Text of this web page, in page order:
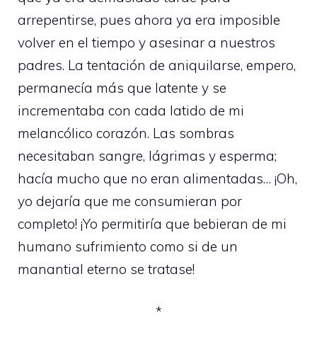
arrepentirse, pues ahora ya era imposible
volver en el tiempo y asesinar a nuestros
padres. La tentación de aniquilarse, empero,
permanecía más que latente y se
incrementaba con cada latido de mi
melancólico corazón. Las sombras
necesitaban sangre, lágrimas y esperma;
hacía mucho que no eran alimentadas… ¡Oh,
yo dejaría que me consumieran por
completo! ¡Yo permitiría que bebieran de mi
humano sufrimiento como si de un
manantial eterno se tratase!
*